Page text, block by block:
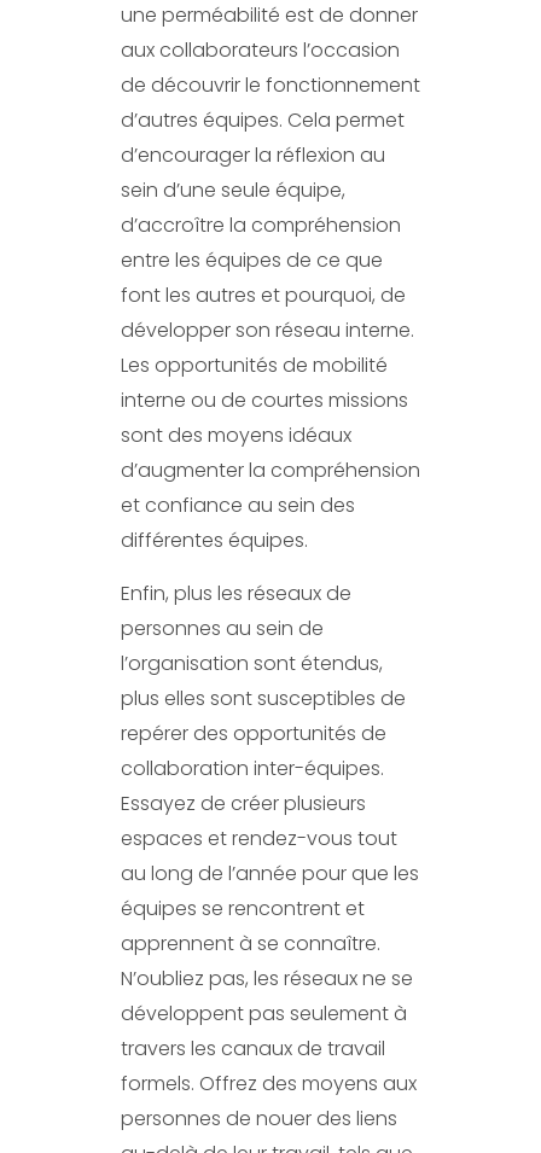
une perméabilité est de donner
aux collaborateurs l’occasion
de découvrir le fonctionnement
d’autres équipes. Cela permet
d’encourager la réflexion au
sein d’une seule équipe,
d’accroître la compréhension
entre les équipes de ce que
font les autres et pourquoi, de
développer son réseau interne.
Les opportunités de mobilité
interne ou de courtes missions
sont des moyens idéaux
d’augmenter la compréhension
et confiance au sein des
différentes équipes.
Enfin, plus les réseaux de
personnes au sein de
l’organisation sont étendus,
plus elles sont susceptibles de
repérer des opportunités de
collaboration inter-équipes.
Essayez de créer plusieurs
espaces et rendez-vous tout
au long de l’année pour que les
équipes se rencontrent et
apprennent à se connaître.
N’oubliez pas, les réseaux ne se
développent pas seulement à
travers les canaux de travail
formels. Offrez des moyens aux
personnes de nouer des liens